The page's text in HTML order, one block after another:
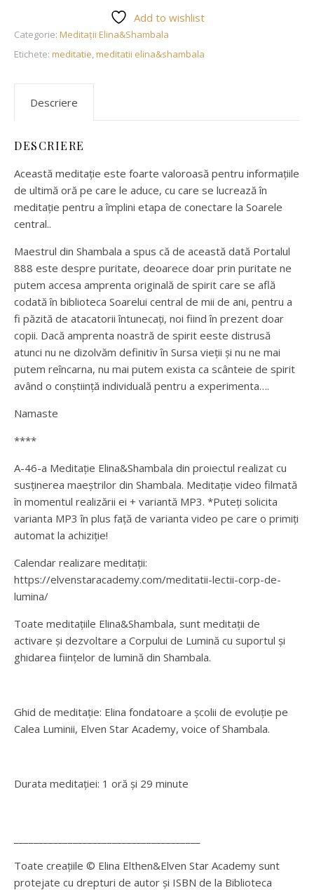
Add to wishlist
Categorie: Meditații Elina&Shambala
Etichete: meditatie,meditatii elina&shambala
Descriere
DESCRIERE
Această meditație este foarte valoroasă pentru informațiile
de ultimă oră pe care le aduce, cu care se lucrează în
meditație pentru a împlini etapa de conectare la Soarele
central..
Maestrul din Shambala a spus că de această dată Portalul
888 este despre puritate, deoarece doar prin puritate ne
putem accesa amprenta originală de spirit care se află
codată în biblioteca Soarelui central de mii de ani, pentru a
fi păzită de atacatorii întunecați, noi fiind în prezent doar
copii. Dacă amprenta noastră de spirit eeste distrusă
atunci nu ne dizolvăm definitiv în Sursa vieții și nu ne mai
putem reîncarna, nu mai putem exista ca scânteie de spirit
având o conștiință individuală pentru a experimenta….
Namaste
****
A-46-a Meditație Elina&Shambala din proiectul realizat cu
susținerea maeștrilor din Shambala. Meditație video filmată
în momentul realizării ei + variantă MP3. *Puteți solicita
varianta MP3 în plus față de varianta video pe care o primiți
automat la achiziție!
Calendar realizare meditații:
https://elvenstaracademy.com/meditatii-lectii-corp-de-
lumina/
Toate meditațiile Elina&Shambala, sunt meditații de
activare și dezvoltare a Corpului de Lumină cu suportul și
ghidarea ființelor de lumină din Shambala.
Ghid de meditație: Elina fondatoare a școlii de evoluție pe
Calea Luminii, Elven Star Academy, voice of Shambala.
Durata meditației: 1 oră și 29 minute
Toate creațiile © Elina Elthen&Elven Star Academy sunt
protejate cu drepturi de autor și ISBN de la Biblioteca